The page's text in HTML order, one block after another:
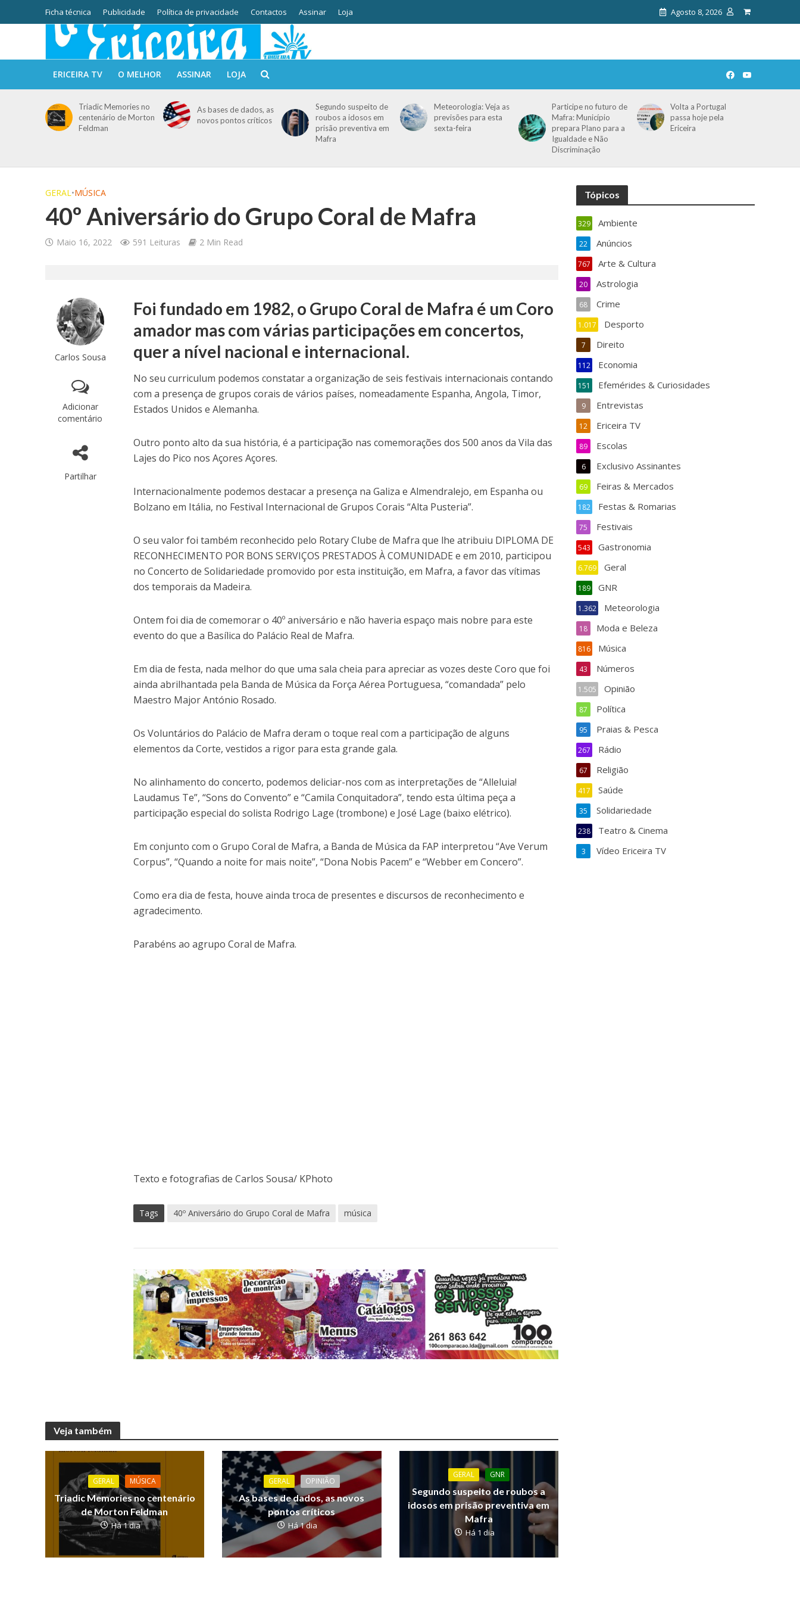
Ficha técnica Publicidade Política de privacidade Contactos Assinar Loja Agosto 8, 2026
ERICEIRA TV O MELHOR ASSINAR LOJA
Triadic Memories no
centenário de Morton
Feldman
As bases de dados, as
novos pontos críticos
Segundo suspeito de
roubos a idosos em
prisão preventiva em
Mafra
Meteorologia: Veja as
previsões para esta
sexta-feira
Participe no futuro de
Mafra: Município
prepara Plano para a
Igualdade e Não
Discriminação
Volta a Portugal
passa hoje pela
Ericeira
GERAL•MÚSICA
40º Aniversário do Grupo Coral de Mafra
Maio 16, 2022 591 Leituras 2 Min Read
Carlos Sousa
Adicionar
comentário
Partilhar
Foi fundado em 1982, o Grupo Coral de Mafra é um Coro
amador mas com várias participações em concertos,
quer a nível nacional e internacional.
No seu curriculum podemos constatar a organização de seis festivais internacionais contando
com a presença de grupos corais de vários países, nomeadamente Espanha, Angola, Timor,
Estados Unidos e Alemanha.
Outro ponto alto da sua história, é a participação nas comemorações dos 500 anos da Vila das
Lajes do Pico nos Açores Açores.
Internacionalmente podemos destacar a presença na Galiza e Almendralejo, em Espanha ou
Bolzano em Itália, no Festival Internacional de Grupos Corais “Alta Pusteria”.
O seu valor foi também reconhecido pelo Rotary Clube de Mafra que lhe atribuiu DIPLOMA DE
RECONHECIMENTO POR BONS SERVIÇOS PRESTADOS À COMUNIDADE e em 2010, participou
no Concerto de Solidariedade promovido por esta instituição, em Mafra, a favor das vítimas
dos temporais da Madeira.
Ontem foi dia de comemorar o 40º aniversário e não haveria espaço mais nobre para este
evento do que a Basílica do Palácio Real de Mafra.
Em dia de festa, nada melhor do que uma sala cheia para apreciar as vozes deste Coro que foi
ainda abrilhantada pela Banda de Música da Força Aérea Portuguesa, “comandada” pelo
Maestro Major António Rosado.
Os Voluntários do Palácio de Mafra deram o toque real com a participação de alguns
elementos da Corte, vestidos a rigor para esta grande gala.
No alinhamento do concerto, podemos deliciar-nos com as interpretações de “Alleluia!
Laudamus Te”, “Sons do Convento” e “Camila Conquitadora”, tendo esta última peça a
participação especial do solista Rodrigo Lage (trombone) e José Lage (baixo elétrico).
Em conjunto com o Grupo Coral de Mafra, a Banda de Música da FAP interpretou “Ave Verum
Corpus”, “Quando a noite for mais noite”, “Dona Nobis Pacem” e “Webber em Concero”.
Como era dia de festa, houve ainda troca de presentes e discursos de reconhecimento e
agradecimento.
Parabéns ao agrupo Coral de Mafra.
Texto e fotografias de Carlos Sousa/ KPhoto
Tags 40º Aniversário do Grupo Coral de Mafra música
Veja também
GERAL MÚSICA
Triadic Memories no centenário
de Morton Feldman
Há 1 dia
GERAL OPINIÃO
As bases de dados, as novos
pontos críticos
Há 1 dia
GERAL GNR
Segundo suspeito de roubos a
idosos em prisão preventiva em
Mafra
Há 1 dia
Tópicos
Ambiente
329
Anúncios
22
Arte & Cultura
767
Astrologia
20
Crime
68
Desporto
1.017
Direito
7
Economia
112
Efemérides & Curiosidades
151
Entrevistas
9
Ericeira TV
12
Escolas
89
Exclusivo Assinantes
6
Feiras & Mercados
69
Festas & Romarias
182
Festivais
75
Gastronomia
543
Geral
6.769
GNR
189
Meteorologia
1.362
Moda e Beleza
18
Música
816
Números
43
Opinião
1.505
Política
87
Praias & Pesca
95
Rádio
267
Religião
67
Saúde
417
Solidariedade
35
Teatro & Cinema
238
Vídeo Ericeira TV
3